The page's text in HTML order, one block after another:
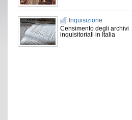
Inquisizione
Censimento degli archivi
inquisitoriali in Italia